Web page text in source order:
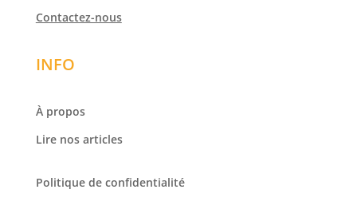
Contactez-nous
INFO
À propos
Lire nos articles
Politique de confidentialité